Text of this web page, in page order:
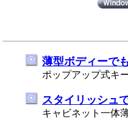
薄型ボディーで
ポップアップ式キ
スタイリッシュ
キャビネット一体